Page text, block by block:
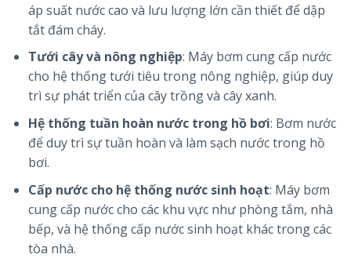
áp suất nước cao và lưu lượng lớn cần thiết để dập
tắt đám cháy.
Tưới cây và nông nghiệp: Máy bơm cung cấp nước
cho hệ thống tưới tiêu trong nông nghiệp, giúp duy
trì sự phát triển của cây trồng và cây xanh.
Hệ thống tuần hoàn nước trong hồ bơi: Bơm nước
để duy trì sự tuần hoàn và làm sạch nước trong hồ
bơi.
Cấp nước cho hệ thống nước sinh hoạt: Máy bơm
cung cấp nước cho các khu vực như phòng tắm, nhà
bếp, và hệ thống cấp nước sinh hoạt khác trong các
tòa nhà.